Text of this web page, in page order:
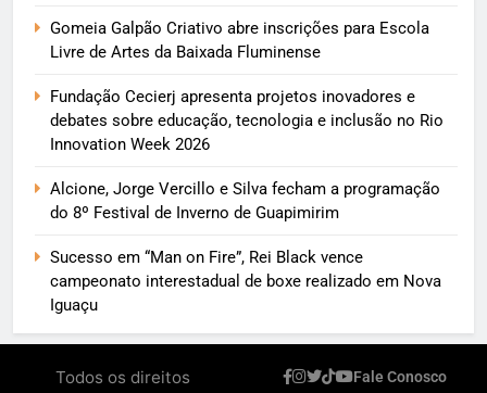
Gomeia Galpão Criativo abre inscrições para Escola
Livre de Artes da Baixada Fluminense
Fundação Cecierj apresenta projetos inovadores e
debates sobre educação, tecnologia e inclusão no Rio
Innovation Week 2026
Alcione, Jorge Vercillo e Silva fecham a programação
do 8º Festival de Inverno de Guapimirim
Sucesso em “Man on Fire”, Rei Black vence
campeonato interestadual de boxe realizado em Nova
Iguaçu
Todos os direitos
Fale Conosco